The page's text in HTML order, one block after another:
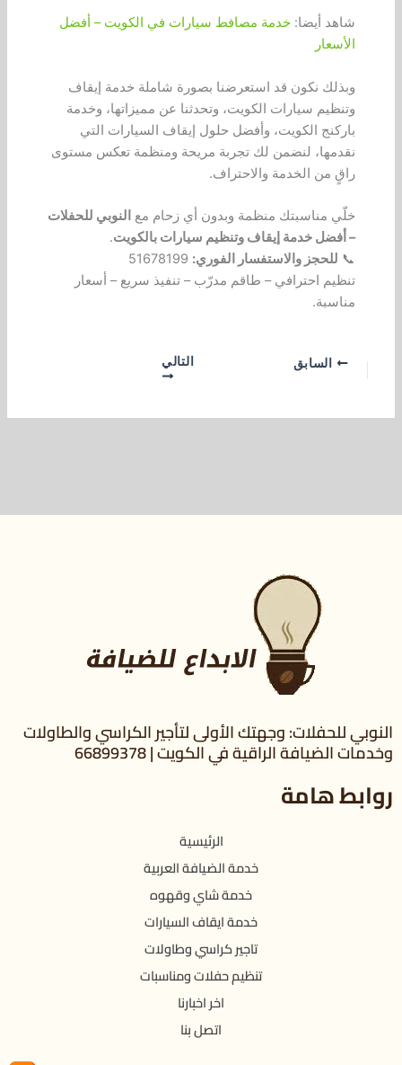
شاهد أيضا: خدمة مصافط سيارات في الكويت – أفضل
الأسعار
وبذلك نكون قد استعرضنا بصورة شاملة خدمة إيقاف
وتنظيم سيارات الكويت، وتحدثنا عن مميزاتها، وخدمة
باركنج الكويت، وأفضل حلول إيقاف السيارات التي
نقدمها، لنضمن لك تجربة مريحة ومنظمة تعكس مستوى
راقٍ من الخدمة والاحتراف.
خلّي مناسبتك منظمة وبدون أي زحام مع النوبي للحفلات
– أفضل خدمة إيقاف وتنظيم سيارات بالكويت.
📞 للحجز والاستفسار الفوري:
تنظيم احترافي – طاقم مدرّب – تنفيذ سريع – أسعار
مناسبة.
السابق التالي
النوبي للحفلات: وجهتك الأولى لتأجير الكراسي والطاولات
وخدمات الضيافة الراقية في الكويت | 66899378
روابط هامة
الرئيسية
خدمة الضيافة العربية
خدمة شاي وقهوه
خدمة ايقاف السيارات
تاجير كراسي وطاولات
تنظيم حفلات ومناسبات
اخر اخبارنا
اتصل بنا